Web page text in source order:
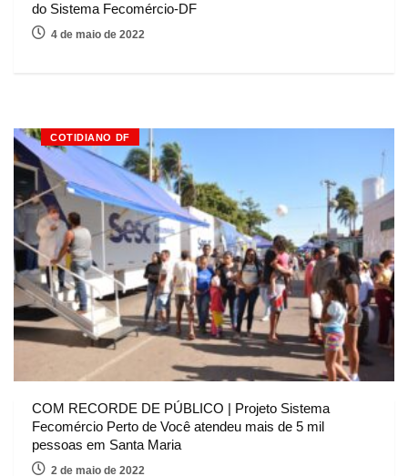
do Sistema Fecomércio-DF
4 de maio de 2022
COTIDIANO DF
COM RECORDE DE PÚBLICO | Projeto Sistema
Fecomércio Perto de Você atendeu mais de 5 mil
pessoas em Santa Maria
2 de maio de 2022